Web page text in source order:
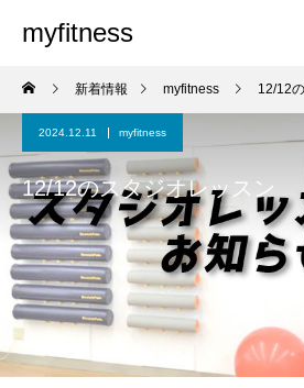
myfitness
新着情報 myfitness 12/12
2024.12.11 myfitness
12/12のスタジオレッスン